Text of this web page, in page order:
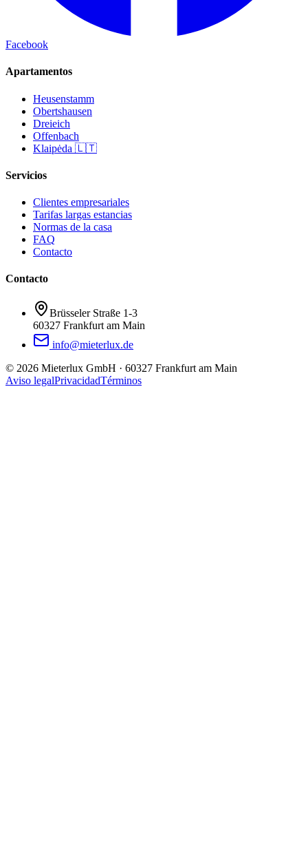
Facebook
Apartamentos
Heusenstamm
Obertshausen
Dreieich
Offenbach
Klaipėda 🇱🇹
Servicios
Clientes empresariales
Tarifas largas estancias
Normas de la casa
FAQ
Contacto
Contacto
Brüsseler Straße 1-3
60327 Frankfurt am Main
info@mieterlux.de
© 2026 Mieterlux GmbH · 60327 Frankfurt am Main
Aviso legalPrivacidadTérminos